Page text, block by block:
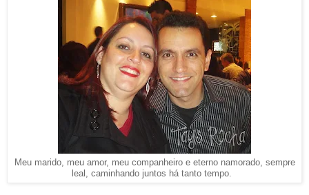
Meu marido, meu amor, meu companheiro e eterno namorado, sempre
leal, caminhando juntos há tanto tempo.